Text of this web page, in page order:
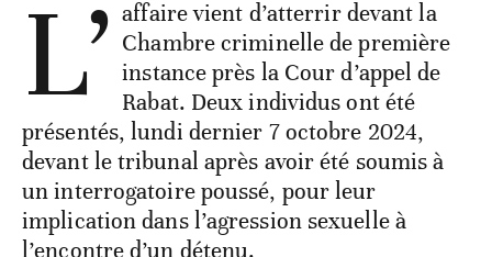
L’ affaire vient d’atterrir devant la
Chambre criminelle de première
instance près la Cour d’appel de
Rabat. Deux individus ont été
présentés, lundi dernier 7 octobre 2024,
devant le tribunal après avoir été soumis à
un interrogatoire poussé, pour leur
implication dans l’agression sexuelle à
l’encontre d’un détenu.